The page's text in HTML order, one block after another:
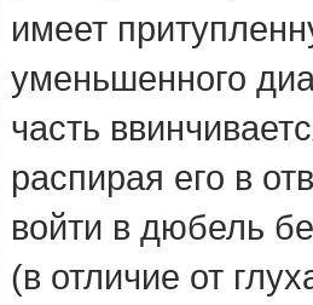
имеет
уменьшенного
часть
распирая его в
войти в дюбель
(в отличие от